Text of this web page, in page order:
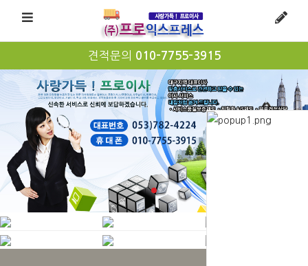
견적문의 010-7755-3915